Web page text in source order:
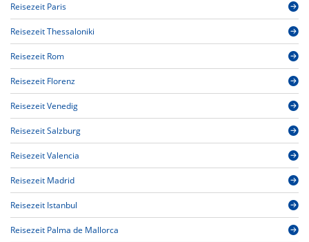
Reisezeit Paris
Reisezeit Thessaloniki
Reisezeit Rom
Reisezeit Florenz
Reisezeit Venedig
Reisezeit Salzburg
Reisezeit Valencia
Reisezeit Madrid
Reisezeit Istanbul
Reisezeit Palma de Mallorca